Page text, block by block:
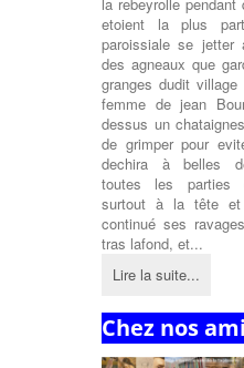
etoient la plus
paroissiale se jetter
des agneaux que
granges dudit village
femme de jean
dessus un
de grimper pour
dechira à belles
toutes les parties
surtout à la tête
continué ses
tras lafond, et...
Lire la suite...
Chez nos